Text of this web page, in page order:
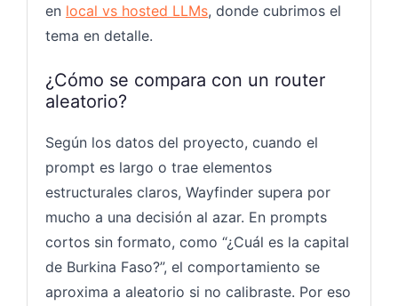
en local vs hosted LLMs, donde cubrimos el
tema en detalle.
¿Cómo se compara con un router
aleatorio?
Según los datos del proyecto, cuando el
prompt es largo o trae elementos
estructurales claros, Wayfinder supera por
mucho a una decisión al azar. En prompts
cortos sin formato, como “¿Cuál es la capital
de Burkina Faso?”, el comportamiento se
aproxima a aleatorio si no calibraste. Por eso